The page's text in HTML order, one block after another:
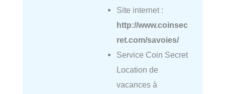
Site internet :
http://www.coinsec
ret.com/savoies/
Service Coin Secret
Location de
vacances à